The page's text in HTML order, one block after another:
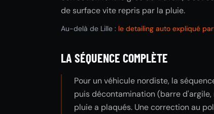
de surface vite repris par la pluie.
Au-delà de Lille : le detailing auto expliqué
LA SÉQUENCE COMPLÈTE
Pour un véhicule nordiste, la
puis décontamination (barre
pluie a plaqués. Une correction au